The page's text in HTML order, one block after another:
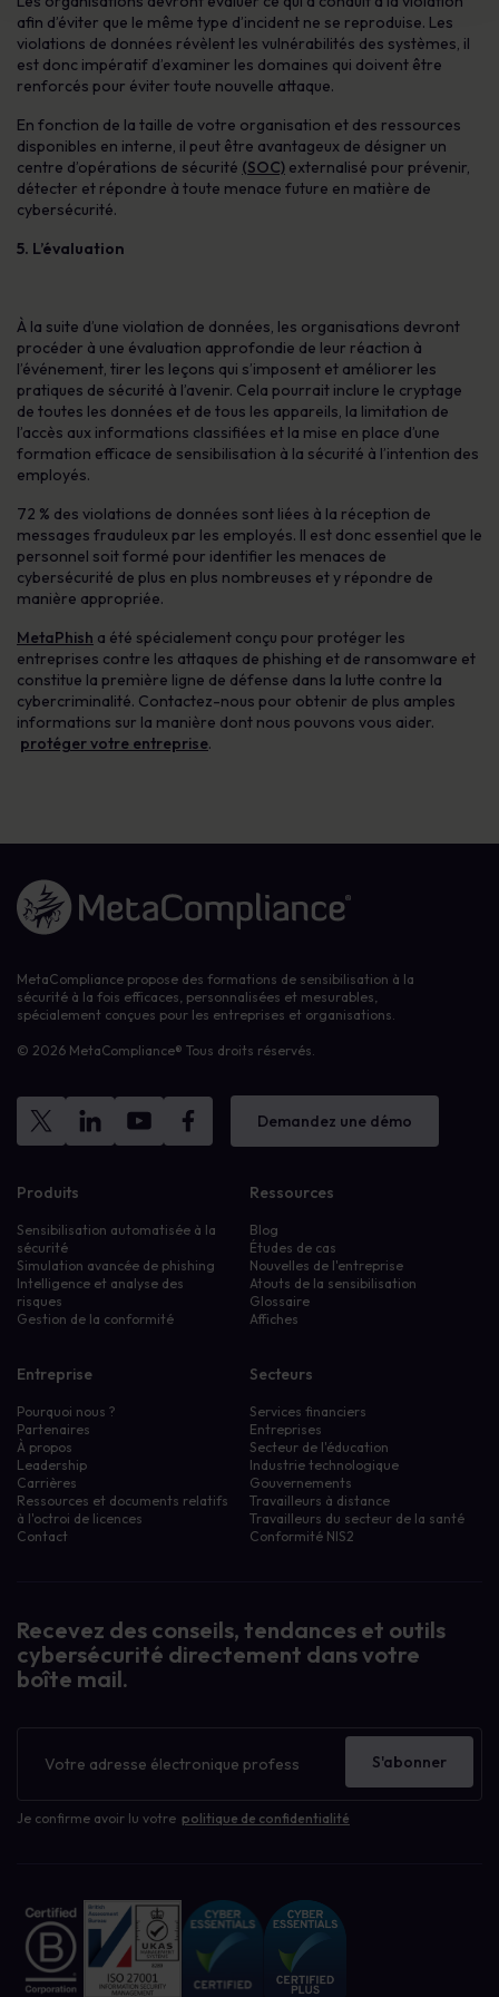
afin d’éviter que le même type d’incident ne se reproduise. Les
violations de données révèlent les vulnérabilités des systèmes, il
est donc impératif d’examiner les domaines qui doivent être
renforcés pour éviter toute nouvelle attaque.
En fonction de la taille de votre organisation et des ressources
disponibles en interne, il peut être avantageux de désigner un
centre d’opérations de sécurité (SOC) externalisé pour prévenir,
détecter et répondre à toute menace future en matière de
cybersécurité.
5. L’évaluation
À la suite d’une violation de données, les organisations devront
procéder à une évaluation approfondie de leur réaction à
l’événement, tirer les leçons qui s’imposent et améliorer les
pratiques de sécurité à l’avenir. Cela pourrait inclure le cryptage
de toutes les données et de tous les appareils, la limitation de
l’accès aux informations classifiées et la mise en place d’une
formation efficace de sensibilisation à la sécurité à l’intention des
employés.
72 % des violations de données sont liées à la réception de
messages frauduleux par les employés. Il est donc essentiel que le
personnel soit formé pour identifier les menaces de
cybersécurité de plus en plus nombreuses et y répondre de
manière appropriée.
MetaPhish a été spécialement conçu pour protéger les
entreprises contre les attaques de phishing et de ransomware et
constitue la première ligne de défense dans la lutte contre la
cybercriminalité. Contactez-nous pour obtenir de plus amples
informations sur la manière dont nous pouvons vous aider.
protéger votre entreprise.
Lien vers la page d'accueil
MetaCompliance propose des formations de sensibilisation à la
sécurité à la fois efficaces, personnalisées et mesurables,
spécialement conçues pour les entreprises et organisations.
© 2026 MetaCompliance® Tous droits réservés.
Demandez une démo
Produits
Sensibilisation automatisée à la
sécurité
Simulation avancée de phishing
Intelligence et analyse des
risques
Gestion de la conformité
Ressources
Blog
Études de cas
Nouvelles de l'entreprise
Atouts de la sensibilisation
Glossaire
Affiches
Entreprise
Pourquoi nous ?
Partenaires
À propos
Leadership
Carrières
Ressources et documents relatifs
à l'octroi de licences
Contact
Secteurs
Services financiers
Entreprises
Secteur de l'éducation
Industrie technologique
Gouvernements
Travailleurs à distance
Travailleurs du secteur de la santé
Conformité NIS2
Recevez des conseils, tendances et outils
cybersécurité directement dans votre
boîte mail.
d'information
Je confirme avoir lu votre politique de confidentialité
S'abonner